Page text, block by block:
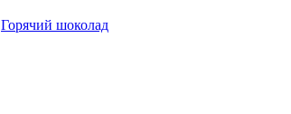
Горячий шоколад